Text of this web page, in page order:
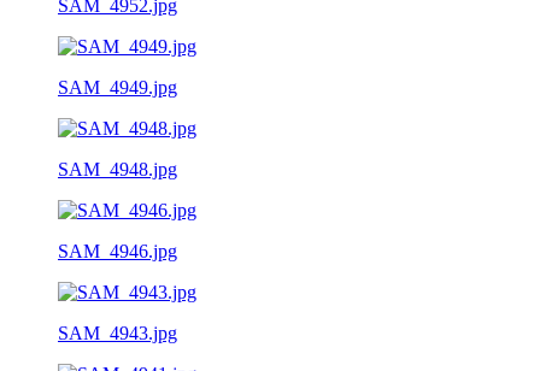
SAM_4952.jpg
SAM_4949.jpg
SAM_4948.jpg
SAM_4946.jpg
SAM_4943.jpg